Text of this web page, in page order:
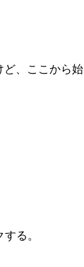
ど、ここから始
る。